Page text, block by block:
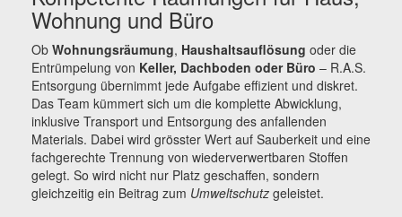
Wohnung und Büro
Ob Wohnungsräumung, Haushaltsauflösung oder die
Entrümpelung von Keller, Dachboden oder Büro – R.A.S.
Entsorgung übernimmt jede Aufgabe effizient und diskret.
Das Team kümmert sich um die komplette Abwicklung,
inklusive Transport und Entsorgung des anfallenden
Materials. Dabei wird grösster Wert auf Sauberkeit und eine
fachgerechte Trennung von wiederverwertbaren Stoffen
gelegt. So wird nicht nur Platz geschaffen, sondern
gleichzeitig ein Beitrag zum Umweltschutz geleistet.